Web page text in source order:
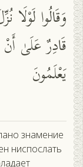
وَقَالُوا
قَادِرٌ عَلَىٰ
يَعْلَمُونَ
знамение
ниспослать